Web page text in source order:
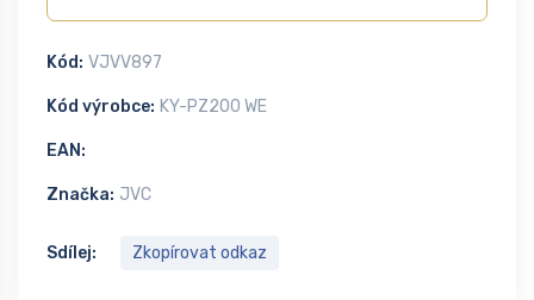
Kód: VJVV897
Kód výrobce: KY-PZ200 WE
EAN:
Značka: JVC
Sdílej: Zkopírovat odkaz